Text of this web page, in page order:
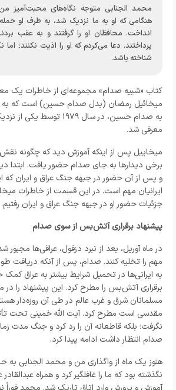
محمد الجنابی متوجه نگاه‌های
هنگامی که او به ما نزدیک شد، به طرف او
انداخت. محافظان او را گرفتند و به عقب
پرداختند. دعا می‌کردم که او را اذیت نکنند؛ اما
شناخته باشد.
کتاب «شبیه صدام» مجموعه‌ای از خاطرات یک
میخائیل رمضان (بدل صدام حسین) است که
به صدام حسین، در سال ۱۹۷۹
معرفی شد.
میخاییل پس از اینکه آموزش دید که چگونه نقش
برخی دیدارها به جای صدام حضور یافت. ابتدا
و پس از آن حضور در جبهه جنگ عراق و ایران
ایرانیان مهم است. در این قسمت از خاطرات
جزئیات حضور او در جبهه جنگ عراق و ایران رفتیم.
پیشنهاد برقراری آتش‌بس از سوی صدام
در ماه آوریل، بعد از نبرد دزفول، عراقی‌ها مجبور
مهم را تخلیه کنند. صدام، پس از آنکه دریافت
به ایرانی‌ها در تحمیل شرایط بیشتر به عراق کمک
برقراری آتش‌بس را مطرح کرد. این پیشنهاد را در
مسلمانان شرق و غرب عالم در طی آن روزه‌دار
مقدسی است مطرح کرد. آیت الله خمینی تحت
نگرفت؛ بلکه قاطعانه آن را رد کرد و جنگ مدت
صدام انتظار داشت ادامه پیدا کرد.
هنوز یک ماه از واگذاری من و محمد الجنابی
نگذشته بود که ما را غافلگیر کرد و همراه